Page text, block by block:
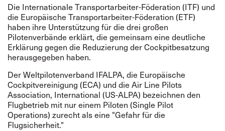
Die Internationale Transportarbeiter-Föderation (ITF) und
die Europäische Transportarbeiter-Föderation (ETF)
haben ihre Unterstützung für die drei großen
Pilotenverbände erklärt, die gemeinsam eine deutliche
Erklärung gegen die Reduzierung der Cockpitbesatzung
herausgegeben haben.
Der Weltpilotenverband IFALPA, die Europäische
Cockpitvereinigung (ECA) und die Air Line Pilots
Association, International (US-ALPA) bezeichnen den
Flugbetrieb mit nur einem Piloten (Single Pilot
Operations) zurecht als eine "Gefahr für die
Flugsicherheit."